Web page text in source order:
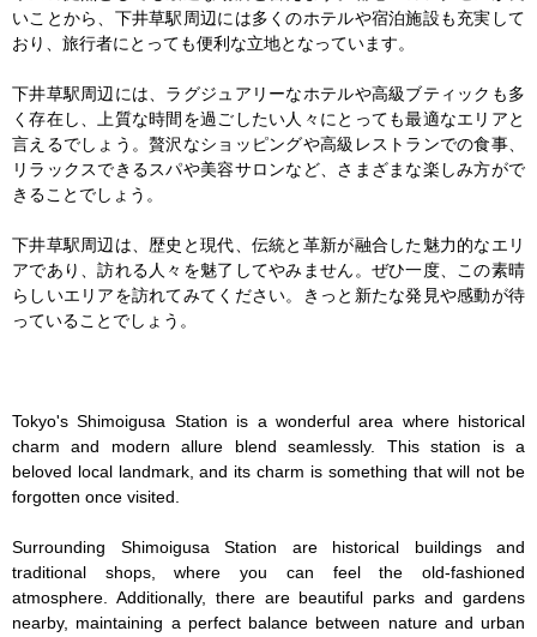
いことから、下井草駅周辺には多くのホテルや宿泊施設も充実して
おり、旅行者にとっても便利な立地となっています。
下井草駅周辺には、ラグジュアリーなホテルや高級ブティックも多
く存在し、上質な時間を過ごしたい人々にとっても最適なエリアと
言えるでしょう。贅沢なショッピングや高級レストランでの食事、
リラックスできるスパや美容サロンなど、さまざまな楽しみ方がで
きることでしょう。
下井草駅周辺は、歴史と現代、伝統と革新が融合した魅力的なエリ
アであり、訪れる人々を魅了してやみません。ぜひ一度、この素晴
らしいエリアを訪れてみてください。きっと新たな発見や感動が待
っていることでしょう。
Tokyo's Shimoigusa Station is a wonderful area where historical
charm and modern allure blend seamlessly. This station is a
beloved local landmark, and its charm is something that will not be
forgotten once visited.
Surrounding Shimoigusa Station are historical buildings and
traditional shops, where you can feel the old-fashioned
atmosphere. Additionally, there are beautiful parks and gardens
nearby, maintaining a perfect balance between nature and urban